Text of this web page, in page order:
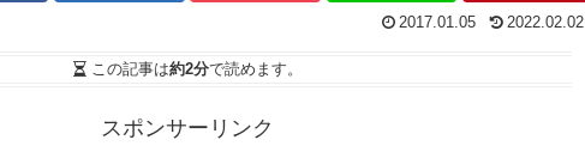
2017.01.05 2022.02.02
この記事は約2分で読めます。
スポンサーリンク